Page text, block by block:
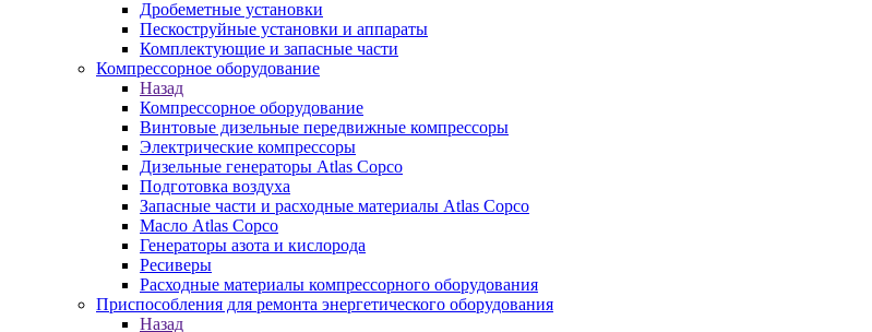
Дробеметные установки
Пескоструйные установки и аппараты
Комплектующие и запасные части
Компрессорное оборудование
Назад
Компрессорное оборудование
Винтовые дизельные передвижные компрессоры
Электрические компрессоры
Дизельные генераторы Atlas Copco
Подготовка воздуха
Запасные части и расходные материалы Atlas Copco
Масло Atlas Copco
Генераторы азота и кислорода
Ресиверы
Расходные материалы компрессорного оборудования
Приспособления для ремонта энергетического оборудования
Назад